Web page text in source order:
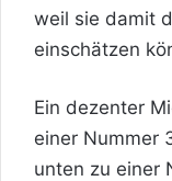
weil sie damit
einschätzen
Ein dezenter
einer Nummer
unten zu einer